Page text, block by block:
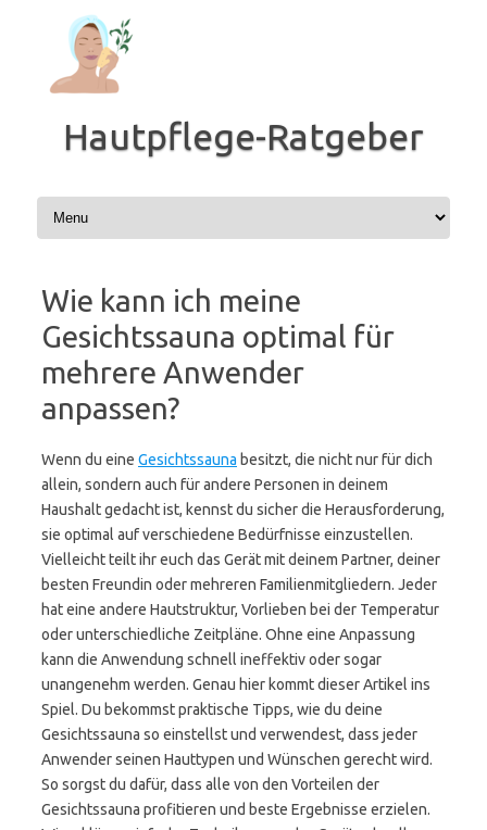
springen
Hautpflege-Ratgeber
Wie kann ich meine
Gesichtssauna optimal für
mehrere Anwender
anpassen?
Wenn du eine Gesichtssauna besitzt, die nicht nur für dich
allein, sondern auch für andere Personen in deinem
Haushalt gedacht ist, kennst du sicher die Herausforderung,
sie optimal auf verschiedene Bedürfnisse einzustellen.
Vielleicht teilt ihr euch das Gerät mit deinem Partner, deiner
besten Freundin oder mehreren Familienmitgliedern. Jeder
hat eine andere Hautstruktur, Vorlieben bei der Temperatur
oder unterschiedliche Zeitpläne. Ohne eine Anpassung
kann die Anwendung schnell ineffektiv oder sogar
unangenehm werden. Genau hier kommt dieser Artikel ins
Spiel. Du bekommst praktische Tipps, wie du deine
Gesichtssauna so einstellst und verwendest, dass jeder
Anwender seinen Hauttypen und Wünschen gerecht wird.
So sorgst du dafür, dass alle von den Vorteilen der
Gesichtssauna profitieren und beste Ergebnisse erzielen.